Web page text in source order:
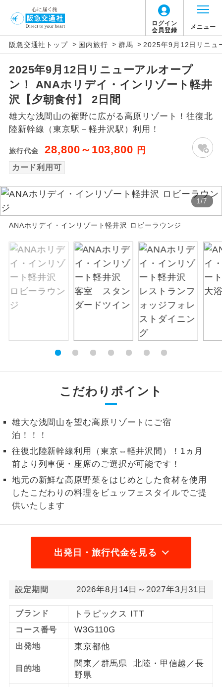
ログイン
会員登録
メニュー
阪急交通社トップ > 国内旅行 > 群馬 > 2025年9月12日リニュ
2025年9月12日リニューアルオープ
ン！ ANAホリデイ・インリゾート軽井
沢【夕朝食付】 2日間
雄大な浅間山の裾野に広がる高原リゾート！往復北
陸新幹線（東京駅－軽井沢駅）利用！
旅行代金 28,800～103,800 円
カード利用可
1/7
ANAホリデイ・インリゾート軽井沢 ロビーラウンジ
こだわりポイント
雄大な浅間山を望む高原リゾートにご宿
泊！！！
往復北陸新幹線利用（東京⇔軽井沢間）！1ヵ月
前より列車便・座席のご選択が可能です！
地元の新鮮な高原野菜をはじめとした食材を使用
したこだわりの料理をビュッフェスタイルでご提
供いたします
出発日・旅行代金を見る
設定期間 2026年8月14日～2027年3月31日
ブランド トラピックス ITT
コース番号 W3G110G
出発地 東京都他
目的地
関東／群馬県 北陸・甲信越／長
野県
アイコン 説明
添乗員同行
往路出発空港（駅）から復路到着空港
（駅）まで同行します。
現地添乗員同
行
現地到着空港（駅）から最終日出発空港
（駅）まで添乗員が同行します。
バスガイド乗
務
バスガイドが乗務し、車内での観光案内
があります。
ユネスコに登録されている文化遺産や自
然遺産を訪ねるコースです。
絶景 絶景スポットに立ち寄るコースです。
温泉 温泉地にも宿泊するコースです。
露天風呂
ご宿泊ホテルに露天風呂が付いていま
す。
ご宿泊ホテルに大浴場が付いています。
全てのお食事が付いていますので、お食
く）
お部屋にてゆっくりとお召し上がりいた
だけます。
トラベルイヤ
ホン
周りの音を気にせず、ガイドさんの説明
1名様催行
1名様から出発可能な個人型プランで
2名様催行
2名様から出発可能な個人型プランで
おひとり様参
おひとり様限定でご参加いただけるコー
スです。
コースです。
ご夫婦限定でご参加いただけるコースで
す。
女性限定
女性限定でご参加いただけるコースで
ご参加にあたり年齢に制限があるコース
です。